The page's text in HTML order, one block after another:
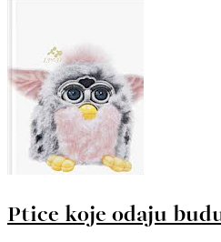
Ptice koje odaju